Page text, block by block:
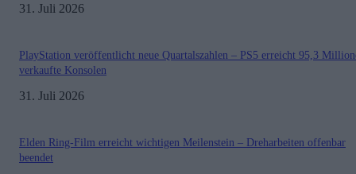
31. Juli 2026
PlayStation veröffentlicht neue Quartalszahlen – PS5 erreicht 95,3
verkaufte Konsolen
31. Juli 2026
Elden Ring-Film erreicht wichtigen Meilenstein – Dreharbeiten offenbar
beendet